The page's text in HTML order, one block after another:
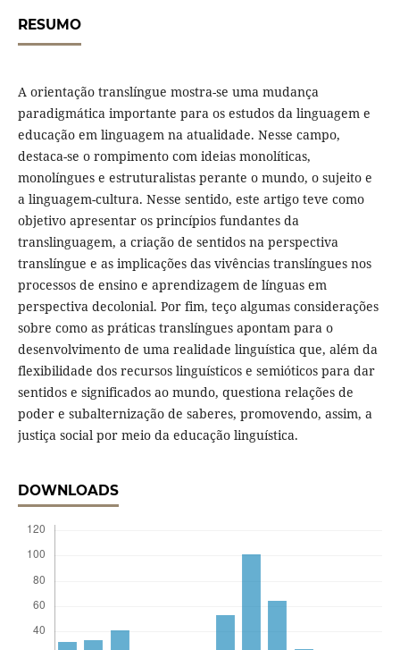
RESUMO
A orientação translíngue mostra-se uma mudança
paradigmática importante para os estudos da linguagem e
educação em linguagem na atualidade. Nesse campo,
destaca-se o rompimento com ideias monolíticas,
monolíngues e estruturalistas perante o mundo, o sujeito e
a linguagem-cultura. Nesse sentido, este artigo teve como
objetivo apresentar os princípios fundantes da
translinguagem, a criação de sentidos na perspectiva
translíngue e as implicações das vivências translíngues nos
processos de ensino e aprendizagem de línguas em
perspectiva decolonial. Por fim, teço algumas considerações
sobre como as práticas translíngues apontam para o
desenvolvimento de uma realidade linguística que, além da
flexibilidade dos recursos linguísticos e semióticos para dar
sentidos e significados ao mundo, questiona relações de
poder e subalternização de saberes, promovendo, assim, a
justiça social por meio da educação linguística.
DOWNLOADS